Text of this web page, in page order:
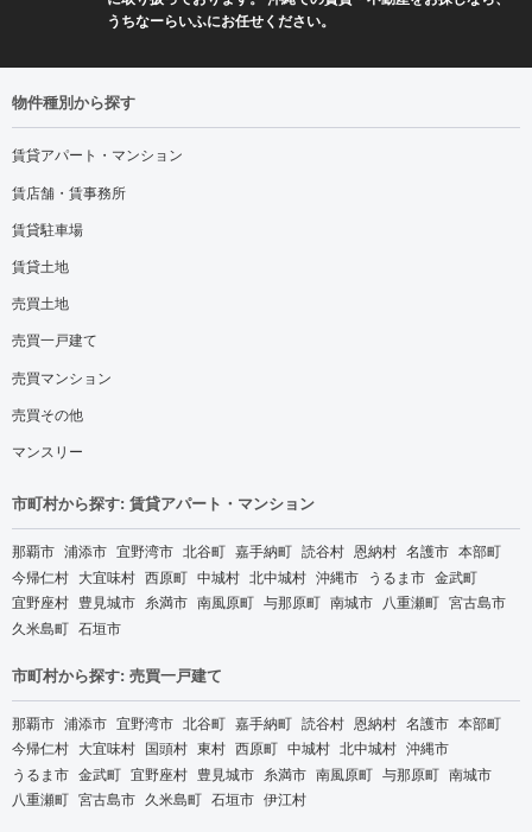
うちなーらいふにお任せください。
物件種別から探す
賃貸アパート・マンション
賃店舗・賃事務所
賃貸駐車場
賃貸土地
売買土地
売買一戸建て
売買マンション
売買その他
マンスリー
市町村から探す: 賃貸アパート・マンション
那覇市 浦添市 宜野湾市 北谷町 嘉手納町 読谷村 恩納村 名護市 本部町
今帰仁村 大宜味村 西原町 中城村 北中城村 沖縄市 うるま市 金武町
宜野座村 豊見城市 糸満市 南風原町 与那原町 南城市 八重瀬町 宮古島市
久米島町 石垣市
市町村から探す: 売買一戸建て
那覇市 浦添市 宜野湾市 北谷町 嘉手納町 読谷村 恩納村 名護市 本部町
今帰仁村 大宜味村 国頭村 東村 西原町 中城村 北中城村 沖縄市
うるま市 金武町 宜野座村 豊見城市 糸満市 南風原町 与那原町 南城市
八重瀬町 宮古島市 久米島町 石垣市 伊江村